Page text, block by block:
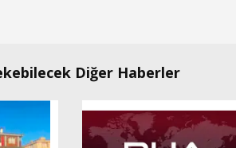
Diğer Haberler